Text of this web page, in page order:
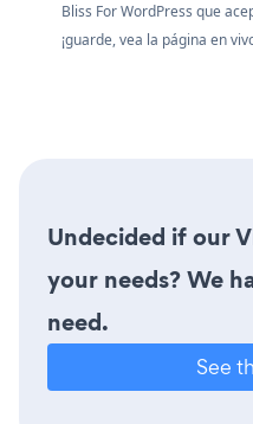
Bliss For WordPress que
¡guarde, vea la página en
Undecided if our
your needs? We
need.
See